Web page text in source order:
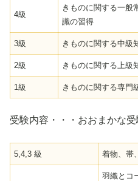
4級
きものに関する一般
識の習得
3級 きものに関する中級
2級 きものに関する上級
1級 きものに関する専門
受験内容・・・おおまかな受
5,4,3 級 着物、帯
羽織とコ